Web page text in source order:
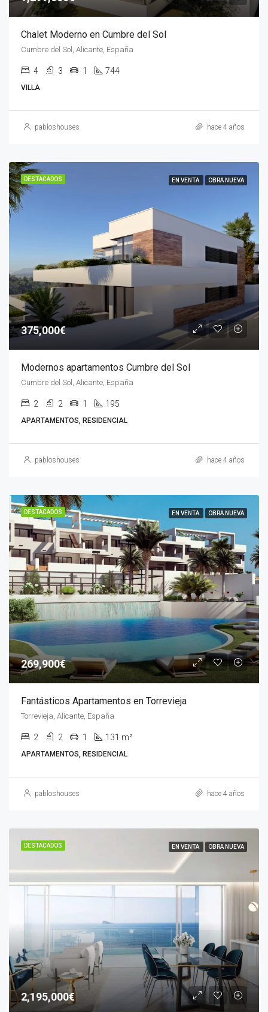
Chalet Moderno en Cumbre del Sol
Cumbre del Sol, Alicante, España
4 3 1 744
VILLA
pabloshouses hace 4 años
DESTACADOS EN VENTA OBRA NUEVA
375,000€
Modernos apartamentos Cumbre del Sol
Cumbre del Sol, Alicante, España
2 2 1 195
APARTAMENTOS, RESIDENCIAL
pabloshouses hace 4 años
DESTACADOS EN VENTA OBRA NUEVA
269,900€
Fantásticos Apartamentos en Torrevieja
Torrevieja, Alicante, España
2 2 1 131 m²
APARTAMENTOS, RESIDENCIAL
pabloshouses hace 4 años
DESTACADOS EN VENTA OBRA NUEVA
2,195,000€